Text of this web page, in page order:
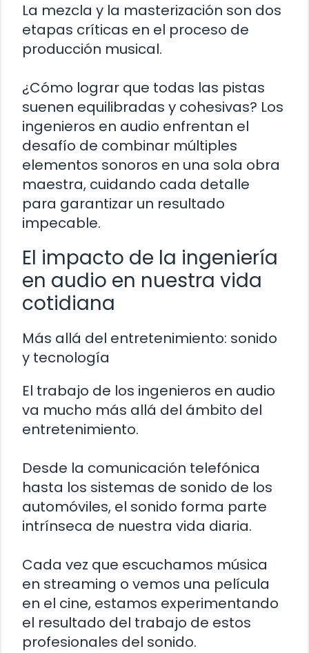
La mezcla y la masterización son dos
etapas críticas en el proceso de
producción musical.
¿Cómo lograr que todas las pistas
suenen equilibradas y cohesivas? Los
ingenieros en audio enfrentan el
desafío de combinar múltiples
elementos sonoros en una sola obra
maestra, cuidando cada detalle
para garantizar un resultado
impecable.
El impacto de la ingeniería
en audio en nuestra vida
cotidiana
Más allá del entretenimiento: sonido
y tecnología
El trabajo de los ingenieros en audio
va mucho más allá del ámbito del
entretenimiento.
Desde la comunicación telefónica
hasta los sistemas de sonido de los
automóviles, el sonido forma parte
intrínseca de nuestra vida diaria.
Cada vez que escuchamos música
en streaming o vemos una película
en el cine, estamos experimentando
el resultado del trabajo de estos
profesionales del sonido.